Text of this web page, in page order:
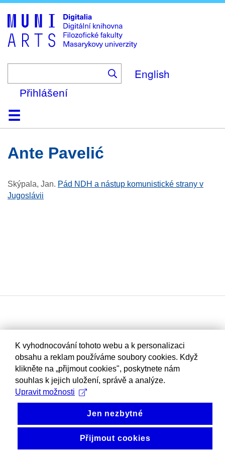
to
main
content
English
Přihlášení
DomůKolekce
Prohlížení
Vyhledávání
O platformě
Nápověda
KontaktDigitalia
Ante Pavelić
Skýpala, Jan. Pád NDH a nástup komunistické strany v
Jugoslávii
K vyhodnocování tohoto webu a k personalizaci
obsahu a reklam používáme soubory cookies. Když
klikněte na „přijmout cookies", poskytnete nám
souhlas k jejich uložení, správě a analýze.
Upravit možnosti
Jen nezbytné
Přijmout cookies